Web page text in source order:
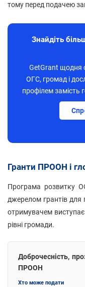
тому перед подачею
Знайдіть
GetGrant щодня
ОГС, громад і
профілем замість
Гранти ПРООН і
Програма розвитку
джерелом грантів для
отримувачем
рівні громади.
Доброчесність,
ПРООН
Хто може подати